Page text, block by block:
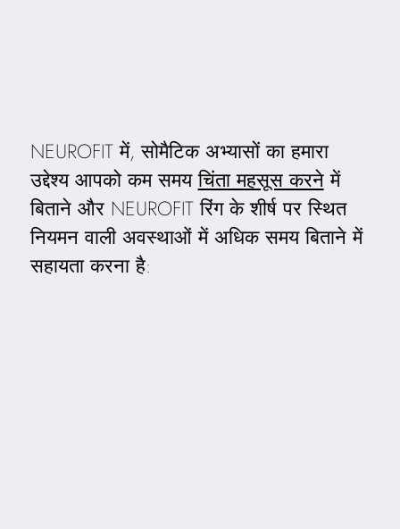
NEUROFIT में, सोमैटिक अभ्यासों का हमारा
उद्देश्य आपको कम समयचिंता महसूस करनेमें
बिताने और NEUROFIT रिंग के शीर्ष पर स्थित
नियमन वाली अवस्थाओं में अधिक समय बिताने में
सहायता करना है: